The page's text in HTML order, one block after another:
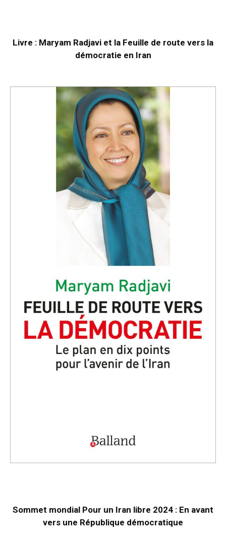
Livre : Maryam Radjavi et la Feuille de route vers la
démocratie en Iran
Sommet mondial Pour un Iran libre 2024 : En avant
vers une République démocratique